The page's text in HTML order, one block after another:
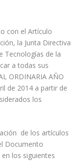
con el Artículo
la Junta Directiva
Tecnologías de la
a todas sus
ORDINARIA AÑO
de 2014 a partir de
los
de los artículos
Documento
los siguientes